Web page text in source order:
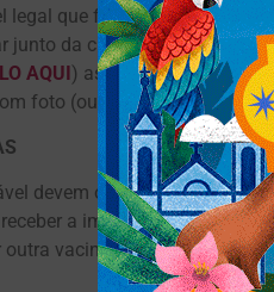
que farão o
junto da criança, o
AQUI) assinado (pelos pais
foto (ou Certidão de
devem observar se a
a imunização contra
vacina (rotina) após a